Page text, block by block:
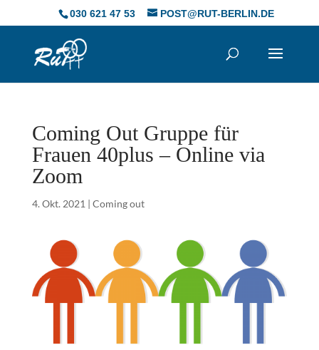
030 621 47 53 POST@RUT-BERLIN.DE
Coming Out Gruppe für
Frauen 40plus – Online via
Zoom
4. Okt. 2021 | Coming out